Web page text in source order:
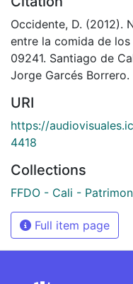
Occidente, D. (2012).
entre la comida de
09241. Santiago de
Jorge Garcés Borrero.
URI
https://
4418
Collections
FFDO - Cali -
Full item page